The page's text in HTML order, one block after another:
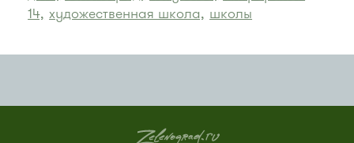
14, художественная школа, школы